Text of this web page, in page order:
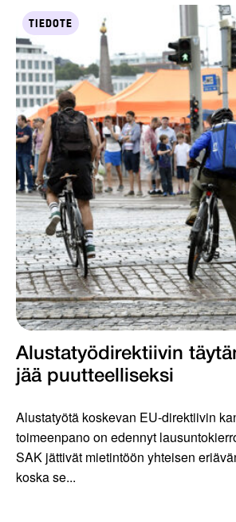
TIEDOTE
Alustatyödirektiivin
jää puutteelliseksi
Alustatyötä koskevan EU-direktiivin
toimeenpano on edennyt
SAK jättivät mietintöön yhteisen
koska se...